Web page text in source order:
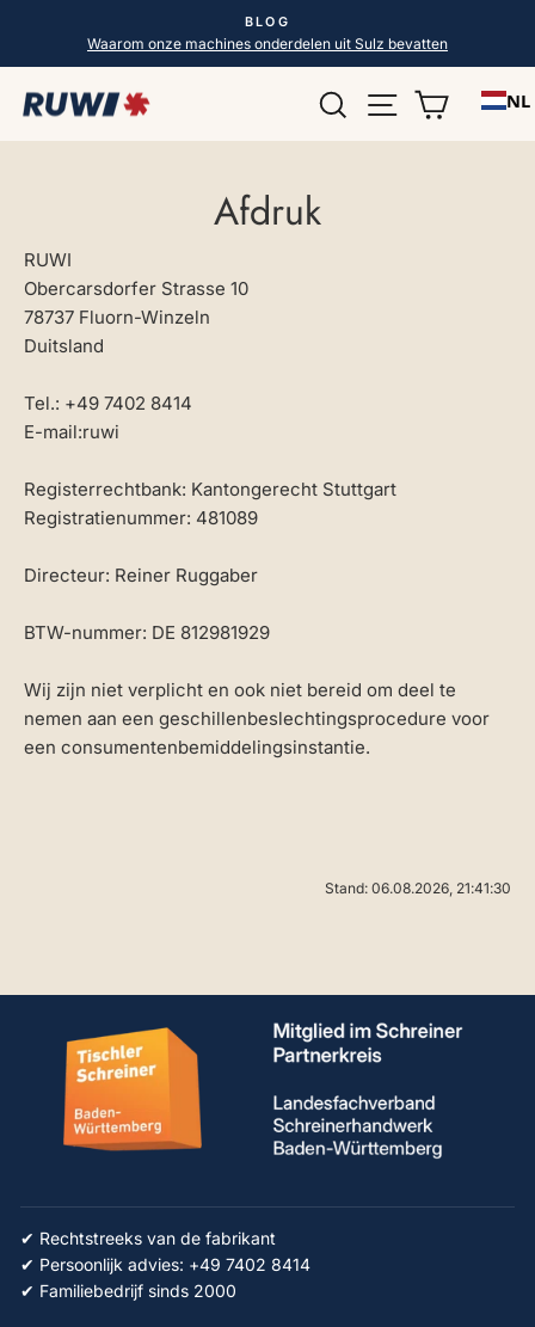
de
inhoud
Diavoorstelling
pauzeren
BLOG
Waarom onze machines onderdelen uit Sulz bevatten
Zoek opPagina NL
Afdruk
RUWI
Obercarsdorfer Strasse 10
78737 Fluorn-Winzeln
Duitsland
Tel.: +49 7402 8414
E-mail:ruwi
Registerrechtbank: Kantongerecht Stuttgart
Registratienummer: 481089
Directeur: Reiner Ruggaber
BTW-nummer: DE 812981929
Wij zijn niet verplicht en ook niet bereid om deel te
nemen aan een geschillenbeslechtingsprocedure voor
een consumentenbemiddelingsinstantie.
Stand: 06.08.2026, 21:41:30
✔ Rechtstreeks van de fabrikant
✔ Persoonlijk advies: +49 7402 8414
✔ Familiebedrijf sinds 2000